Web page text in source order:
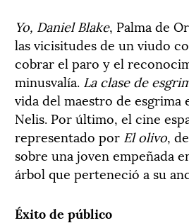
Yo, Daniel Blake, Palma de
las vicisitudes de un viudo
cobrar el paro y el
minusvalía. La clase de
vida del maestro de esgrima
Nelis. Por último, el cine
representado por El olivo,
sobre una joven empeñada
árbol que perteneció a su
Éxito de público